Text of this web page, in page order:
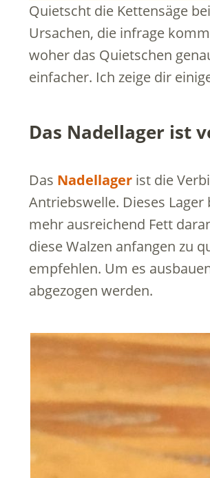
Quietscht die Kettensäge
Ursachen, die infrage
woher das Quietschen
einfacher. Ich zeige dir
Das Nadellager ist
Das Nadellager ist die
Antriebswelle. Dieses
mehr ausreichend Fett
diese Walzen anfangen zu
empfehlen. Um es
abgezogen werden.